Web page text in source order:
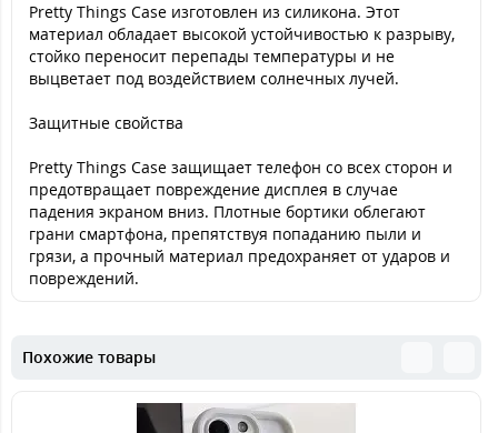
Pretty Things Case изготовлен из силикона. Этот
материал обладает высокой устойчивостью к разрыву,
стойко переносит перепады температуры и не
выцветает под воздействием солнечных лучей.
Защитные свойства
Pretty Things Case защищает телефон со всех сторон и
предотвращает повреждение дисплея в случае
падения экраном вниз. Плотные бортики облегают
грани смартфона, препятствуя попаданию пыли и
грязи, а прочный материал предохраняет от ударов и
повреждений.
Похожие товары